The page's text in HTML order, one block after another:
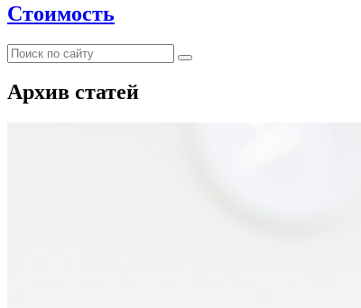
Стоимость
Архив статей